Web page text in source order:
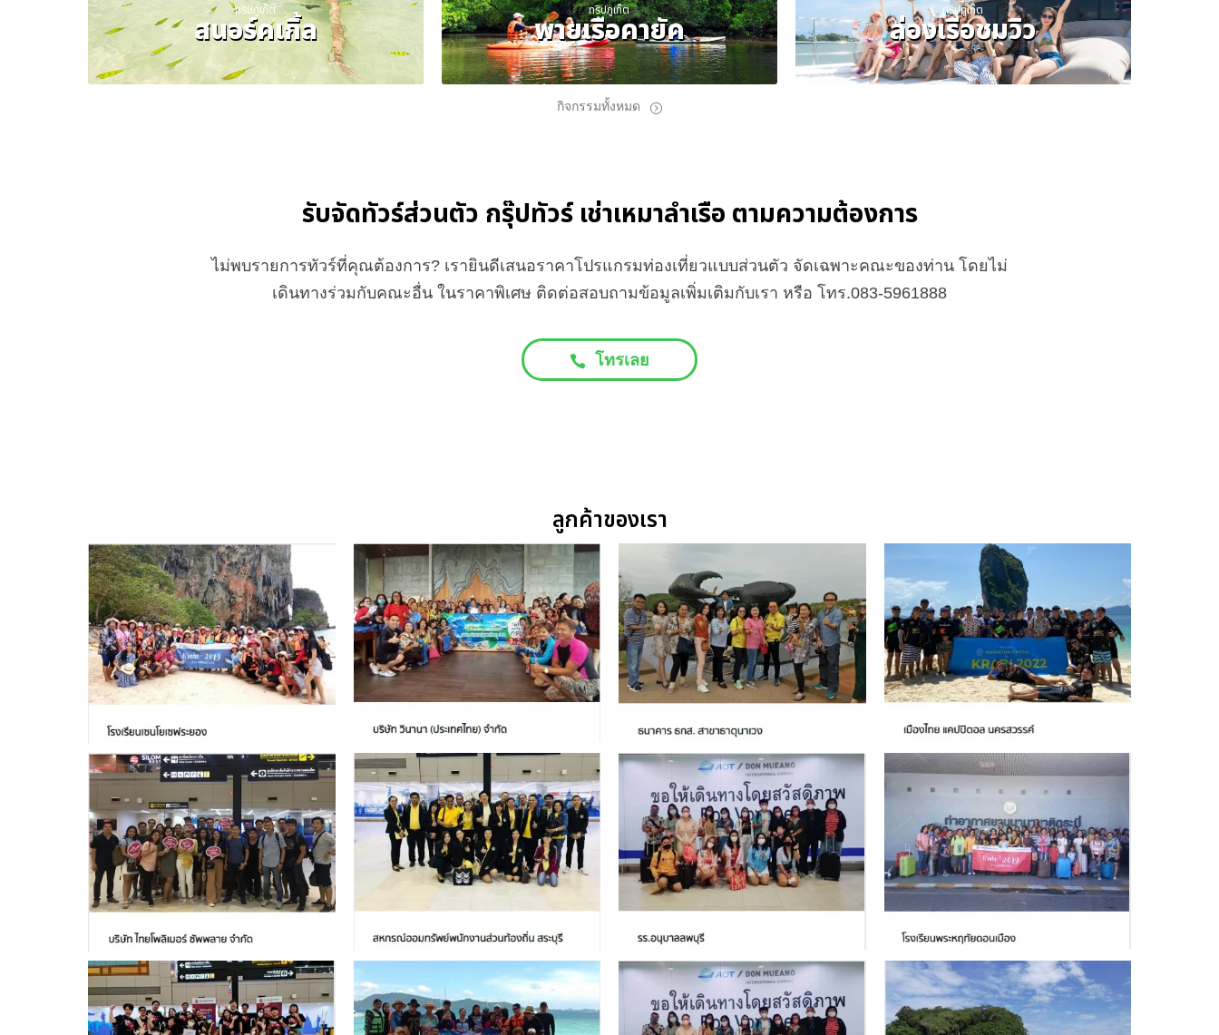
ทริปภูเก็ต
สนอร์คเกิ้ล ทริปภูเก็ต
พายเรือคายัค ทริปภูเก็ต
ล่องเรือชมวิว
กิจกรรมทั้งหมด
รับจัดทัวร์ส่วนตัว กรุ๊ปทัวร์ เช่าเหมาลำเรือ ตามความต้องการ
ไม่พบรายการทัวร์ที่คุณต้องการ? เรายินดีเสนอราคาโปรแกรมท่องเที่ยวแบบส่วนตัว จัดเฉพาะคณะของท่าน โดยไม่
เดินทางร่วมกับคณะอื่น ในราคาพิเศษ ติดต่อสอบถามข้อมูลเพิ่มเติมกับเรา หรือ โทร.083-5961888
โทรเลย
ลูกค้าของเรา